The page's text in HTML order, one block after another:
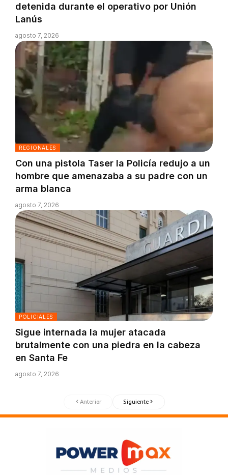
detenida durante el operativo por Unión
Lanús
agosto 7, 2026
REGIONALES
Con una pistola Taser la Policía redujo a un
hombre que amenazaba a su padre con un
arma blanca
agosto 7, 2026
POLICIALES
Sigue internada la mujer atacada
brutalmente con una piedra en la cabeza
en Santa Fe
agosto 7, 2026
Anterior Siguiente